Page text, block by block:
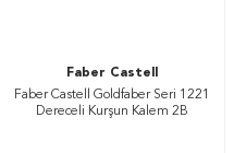
Faber Castell
Faber Castell Goldfaber Seri 1221
Dereceli Kurşun Kalem 2B